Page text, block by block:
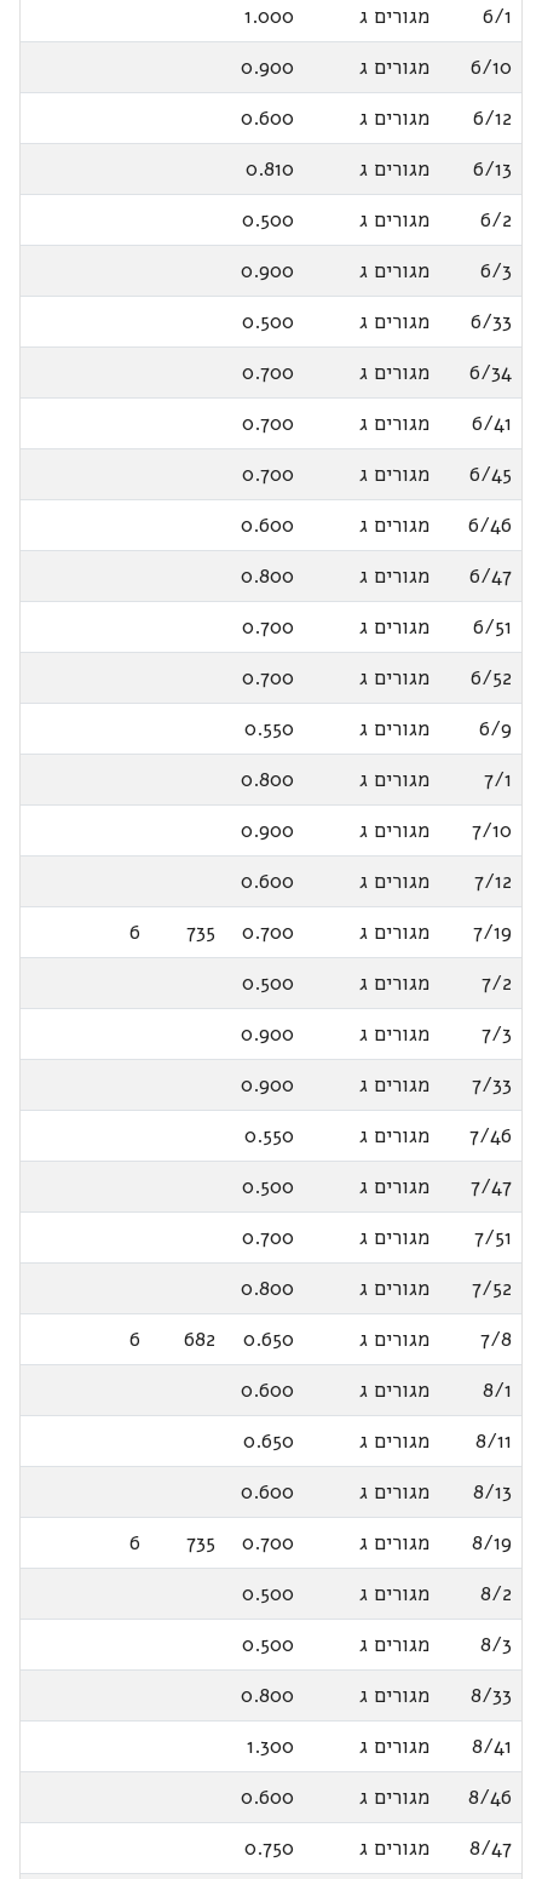
6/1 מגורים ג
1.000
6/10
מגורים ג
0.900
6/12
מגורים ג
0.600
6/13
מגורים ג
0.810
6/2
מגורים ג
0.500
6/3
מגורים ג
0.900
6/33
מגורים ג
0.500
6/34
מגורים ג
0.700
6/41
מגורים ג
0.700
6/45
מגורים ג
0.700
6/46
מגורים ג
0.600
6/47
מגורים ג
0.800
6/51
מגורים ג
0.700
6/52
מגורים ג
0.700
6/9
מגורים ג
0.550
7/1
מגורים ג
0.800
7/10
מגורים ג
0.900
7/12
מגורים ג
0.600
7/19
מגורים ג 0.700
735
6
7/2
מגורים ג
0.500
7/3
מגורים ג
0.900
7/33
מגורים ג
0.900
7/46
מגורים ג
0.550
7/47
מגורים ג
0.500
7/51
מגורים ג
0.700
7/52
מגורים ג
0.800
7/8
מגורים ג 0.650
682
6
8/1
מגורים ג
0.600
8/11
מגורים ג
0.650
8/13
מגורים ג
0.600
8/19
מגורים ג 0.700
735
6
8/2
מגורים ג
0.500
8/3
מגורים ג
0.500
8/33
מגורים ג
0.800
8/41
מגורים ג
1.300
8/46
מגורים ג
0.600
8/47
מגורים ג
0.750